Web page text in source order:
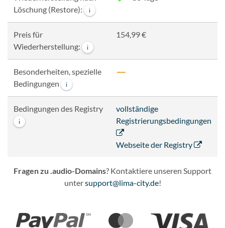
Löschung (Restore):
i
Preis für
Wiederherstellung:
i
154,99 €
Besonderheiten, spezielle
Bedingungen
i
Bedingungen des Registry
i
vollständige
Registrierungsbedingungen
Webseite der Registry
Fragen zu .audio-Domains? Kontaktiere unseren Support
untersupport@lima-city.de!